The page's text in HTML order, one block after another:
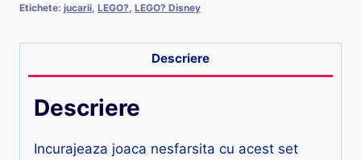
Etichete: jucarii LEGO? LEGO? Disney
Descriere
Descriere
Incurajeaza joaca nesfarsita cu acest set